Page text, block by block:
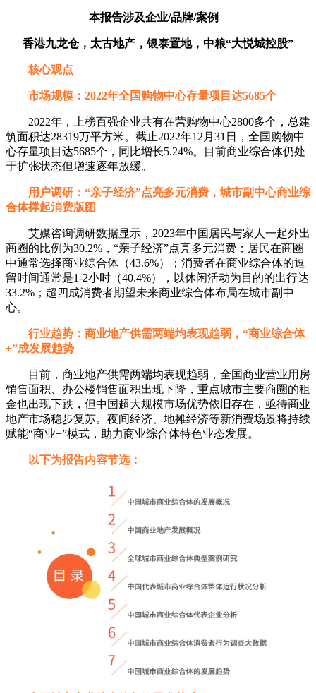
本报告涉及企业/品牌/案例
香港九龙仓，太古地产，银泰置地，中粮“大悦城控股”
核心观点
市场规模：2022年全国购物中心存量项目达5685个
2022年，上榜百强企业共有在营购物中心2800多个，总建
筑面积达28319万平方米。截止2022年12月31日，全国购物中
心存量项目达5685个，同比增长5.24%。目前商业综合体仍处
于扩张状态但增速逐年放缓。
用户调研：“亲子经济”点亮多元消费，城市副中心商业综
合体撑起消费版图
艾媒咨询调研数据显示，2023年中国居民与家人一起外出
商圈的比例为30.2%，“亲子经济”点亮多元消费；居民在商圈
中通常选择商业综合体（43.6%）；消费者在商业综合体的逗
留时间通常是1-2小时（40.4%），以休闲活动为目的的出行达
33.2%；超四成消费者期望未来商业综合体布局在城市副中
心。
行业趋势：商业地产供需两端均表现趋弱，“商业综合体
+”成发展趋势
目前，商业地产供需两端均表现趋弱，全国商业营业用房
销售面积、办公楼销售面积出现下降，重点城市主要商圈的租
金也出现下跌，但中国超大规模市场优势依旧存在，亟待商业
地产市场稳步复苏。夜间经济、地摊经济等新消费场景将持续
赋能“商业+”模式，助力商业综合体特色业态发展。
以下为报告内容节选：